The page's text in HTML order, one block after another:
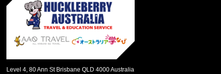
Level 4, 80 Ann St Brisbane QLD 4000 Australia